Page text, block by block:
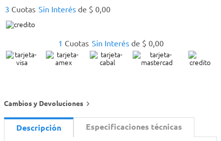
1 Cuotas Sin Interés de $ 0,00
3 Cuotas Sin Interés de $ 0,00
Cambios y Devoluciones
Descripción Especificaciones técnicas